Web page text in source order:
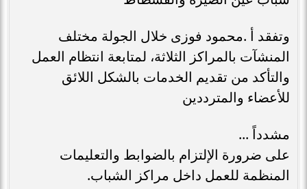
وتفقد أ .محمود فوزى خلال الجولة مختلف
المنشآت بالمراكز الثلاثة، لمتابعة انتظام العمل
والتأكد من تقديم الخدمات بالشكل اللائق
للأعضاء والمترددين
مشدداً ...
على ضرورة الإلتزام بالضوابط والتعليمات
المنظمة للعمل داخل مراكز الشباب.